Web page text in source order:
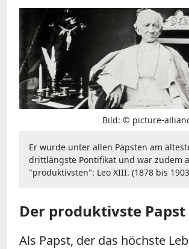
Bild: © picture-
Er wurde unter allen Päpsten am
drittlängste Pontifikat und war zudem
"produktivsten": Leo XIII. (1878 bis
Der produktivste Papst
Als Papst, der das höchste